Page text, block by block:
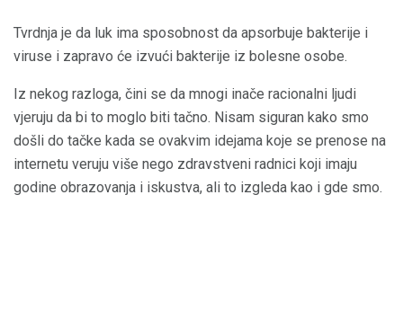
Tvrdnja je da luk ima sposobnost da apsorbuje bakterije i
viruse i zapravo će izvući bakterije iz bolesne osobe.
Iz nekog razloga, čini se da mnogi inače racionalni ljudi
vjeruju da bi to moglo biti tačno. Nisam siguran kako smo
došli do tačke kada se ovakvim idejama koje se prenose na
internetu veruju više nego zdravstveni radnici koji imaju
godine obrazovanja i iskustva, ali to izgleda kao i gde smo.